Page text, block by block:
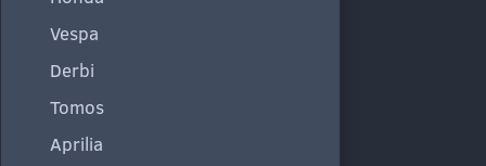
Vespa
Derbi
Tomos
Aprilia